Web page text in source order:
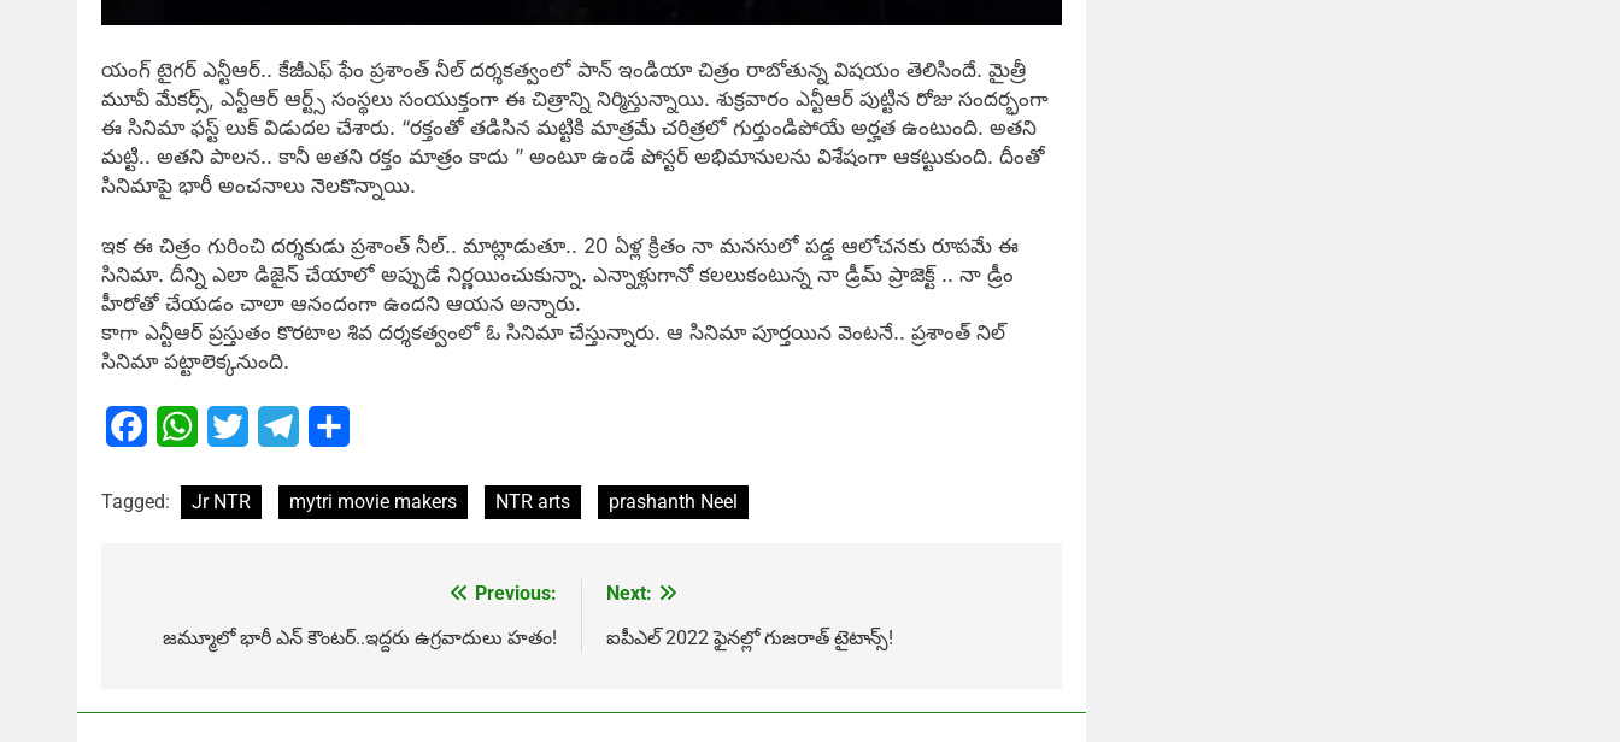
యంగ్ టైగర్ ఎన్టీఆర్.. కేజీఎఫ్ ఫేం ప్రశాంత్ నీల్ దర్శకత్వంలో పాన్ ఇండియా చిత్రం రాబోతున్న విషయం తెలిసిందే. మైత్రీ
మూవీ మేకర్స్, ఎన్టీఆర్ ఆర్ట్స్ సంస్థలు సంయుక్తంగా ఈ చిత్రాన్ని నిర్మిస్తున్నాయి. శుక్రవారం ఎన్టీఆర్ పుట్టిన రోజు సందర్భంగా
ఈ సినిమా ఫస్ట్ లుక్ విడుదల చేశారు. “రక్తంతో తడిసిన మట్టికి మాత్రమే చరిత్రలో గుర్తుండిపోయే అర్హత ఉంటుంది. అతని
మట్టి.. అతని పాలన.. కానీ అతని రక్తం మాత్రం కాదు ” అంటూ ఉండే పోస్టర్ అభిమానులను విశేషంగా ఆకట్టుకుంది. దీంతో
సినిమాపై భారీ అంచనాలు నెలకొన్నాయి.
ఇక ఈ చిత్రం గురించి దర్శకుడు ప్రశాంత్ నీల్.. మాట్లాడుతూ.. 20 ఏళ్ల క్రితం నా మనసులో పడ్డ ఆలోచనకు రూపమే ఈ
సినిమా. దీన్ని ఎలా డిజైన్ చేయాలో అప్పుడే నిర్ణయించుకున్నా. ఎన్నాళ్లుగానో కలలుకంటున్న నా డ్రీమ్ ప్రాజెక్ట్ .. నా డ్రీం
హీరోతో చేయడం చాలా ఆనందంగా ఉందని ఆయన అన్నారు.
కాగా ఎన్టీఆర్ ప్రస్తుతం కొరటాల శివ దర్శకత్వంలో ఓ సినిమా చేస్తున్నారు. ఆ సినిమా పూర్తయిన వెంటనే.. ప్రశాంత్ నిల్
సినిమా పట్టాలెక్కనుంది.
FacebookWhatsApp
Twitter Telegram
Tagged: Jr NTR mytri movie makers NTR arts prashanth Neel
navigation
Previous:
జమ్మూలో భారీ ఎన్ కౌంటర్..ఇద్దరు ఉగ్రవాదులు హతం!
Next:
ఐపీఎల్ 2022 ఫైనల్లో గుజరాత్ టైటాన్స్!